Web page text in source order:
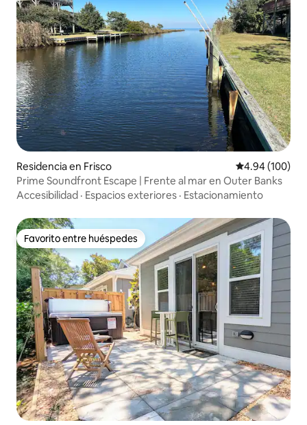
Residencia en Frisco Calificación
4.94 (100)
Prime Soundfront Escape | Frente al mar en Outer Banks
Accesibilidad · Espacios exteriores · Estacionamiento
Favorito entre huéspedes
Favorito entre huéspedes